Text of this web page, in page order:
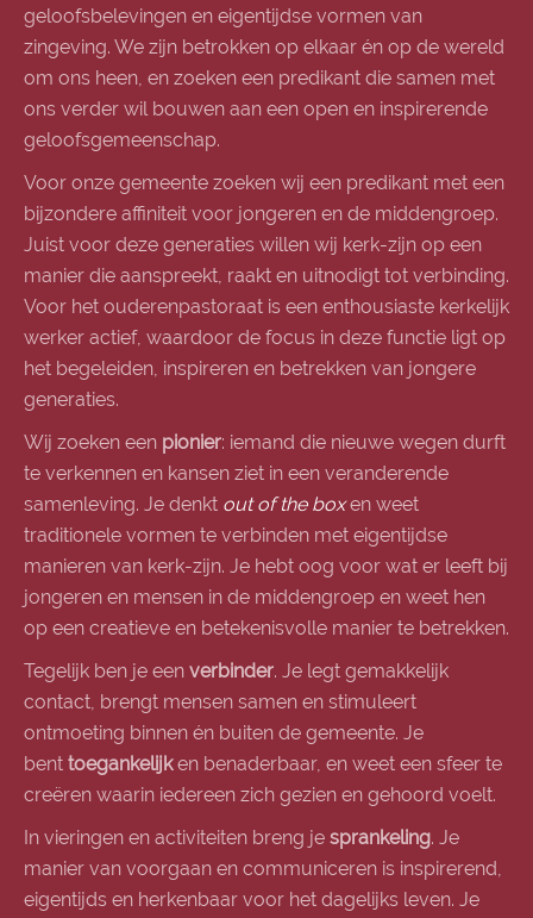
geloofsbelevingen en eigentijdse vormen van
zingeving. We zijn betrokken op elkaar én op de wereld
om ons heen, en zoeken een predikant die samen met
ons verder wil bouwen aan een open en inspirerende
geloofsgemeenschap.
Voor onze gemeente zoeken wij een predikant met een
bijzondere affiniteit voor jongeren en de middengroep.
Juist voor deze generaties willen wij kerk-zijn op een
manier die aanspreekt, raakt en uitnodigt tot verbinding.
Voor het ouderenpastoraat is een enthousiaste kerkelijk
werker actief, waardoor de focus in deze functie ligt op
het begeleiden, inspireren en betrekken van jongere
generaties.
Wij zoeken een pionier: iemand die nieuwe wegen durft
te verkennen en kansen ziet in een veranderende
samenleving. Je denkt out of the boxen weet
traditionele vormen te verbinden met eigentijdse
manieren van kerk-zijn. Je hebt oog voor wat er leeft bij
jongeren en mensen in de middengroep en weet hen
op een creatieve en betekenisvolle manier te betrekken.
Tegelijk ben je een verbinder. Je legt gemakkelijk
contact, brengt mensen samen en stimuleert
ontmoeting binnen én buiten de gemeente. Je
bent toegankelijken benaderbaar, en weet een sfeer te
creëren waarin iedereen zich gezien en gehoord voelt.
In vieringen en activiteiten breng je sprankeling. Je
manier van voorgaan en communiceren is inspirerend,
eigentijds en herkenbaar voor het dagelijks leven. Je